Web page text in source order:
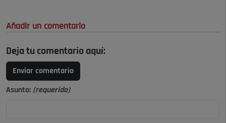
Añadir un comentario
Deja tu comentario aquí:
Enviar comentario
Asunto: (requerido)